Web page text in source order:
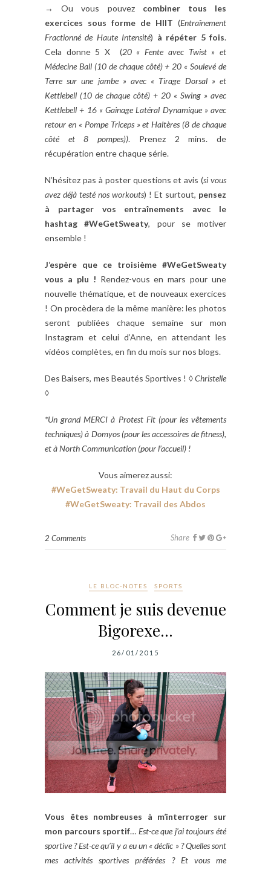
→ Ou vous pouvez combiner tous les
exercices sous forme de HIIT (Entraînement
Fractionné de Haute Intensité) à répéter 5 fois.
Cela donne 5 X (20 « Fente avec Twist » et
Médecine Ball (10 de chaque côté) + 20 « Soulevé de
Terre sur une jambe » avec « Tirage Dorsal » et
Kettlebell (10 de chaque côté) + 20 « Swing » avec
Kettlebell + 16 « Gainage Latéral Dynamique » avec
retour en « Pompe Triceps » et Haltères (8 de chaque
côté et 8 pompes)). Prenez 2 mins. de
récupération entre chaque série.
N’hésitez pas à poster questions et avis (si vous
avez déjà testé nos workouts) ! Et surtout, pensez
à partager vos entraînements avec le
hashtag #WeGetSweaty, pour se motiver
ensemble !
J’espère que ce troisième #WeGetSweaty
vous a plu ! Rendez-vous en mars pour une
nouvelle thématique, et de nouveaux exercices
! On procèdera de la même manière: les photos
seront publiées chaque semaine sur mon
Instagram et celui d’Anne, en attendant les
vidéos complètes, en fin du mois sur nos blogs.
Des Baisers, mes Beautés Sportives ! ◊Christelle
◊
*Un grand MERCI à Protest Fit (pour les vêtements
techniques) à Domyos (pour les accessoires de fitness),
et à North Communication (pour l’accueil) !
Vous aimerez aussi:
#WeGetSweaty: Travail du Haut du Corps
#WeGetSweaty: Travail des Abdos
2 Comments Share
LE BLOC-NOTES SPORTS
Comment je suis devenue
Bigorexe…
26/01/2015
Vous êtes nombreuses à m’interroger sur
mon parcours sportif… Est-ce que j’ai toujours été
sportive ? Est-ce qu’il y a eu un « déclic » ? Quelles sont
mes activités sportives préférées ? Et vous me